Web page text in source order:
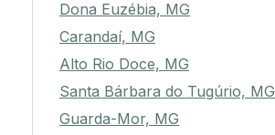
Dona Euzébia, MG
Carandaí, MG
Alto Rio Doce, MG
Santa Bárbara do Tugúrio, MG
Guarda-Mor, MG